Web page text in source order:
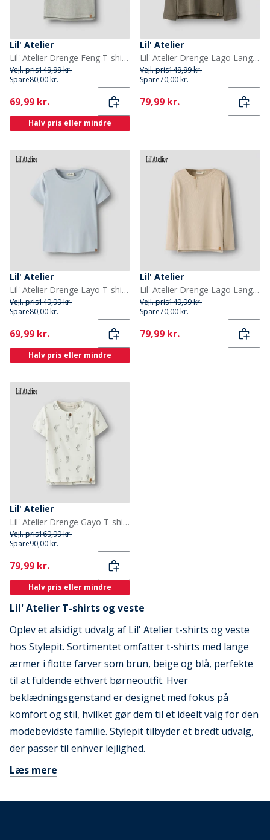
Lil' Atelier
Lil' Atelier Drenge Feng T-shirt Overland Trek
Vejl. pris149,99 kr.
Spare80,00 kr.
Current
69,99 kr.
Halv pris eller mindre
Lil' Atelier
Lil' Atelier Drenge Lago Langærmet Top Shitake
Vejl. pris149,99 kr.
Spare70,00 kr.
Current
79,99 kr.
Lil' Atelier
Lil' Atelier Drenge Layo T-shirt Plein Air
Vejl. pris149,99 kr.
Spare80,00 kr.
Current
69,99 kr.
Halv pris eller mindre
Lil' Atelier
Lil' Atelier Drenge Lago Langærmet Top Oxford Tan
Vejl. pris149,99 kr.
Spare70,00 kr.
Current
79,99 kr.
Lil' Atelier
Lil' Atelier Drenge Gayo T-shirt Coconut Milk
Vejl. pris169,99 kr.
Spare90,00 kr.
Current
79,99 kr.
Halv pris eller mindre
Lil' Atelier T-shirts og veste
Oplev et alsidigt udvalg af Lil' Atelier t-shirts og veste
hos Stylepit. Sortimentet omfatter t-shirts med lange
ærmer i flotte farver som brun, beige og blå, perfekte
til at fuldende ethvert børneoutfit. Hver
beklædningsgenstand er designet med fokus på
komfort og stil, hvilket gør dem til et ideelt valg for den
modebevidste familie. Stylepit tilbyder et bredt udvalg,
der passer til enhver lejlighed.
Læs mere